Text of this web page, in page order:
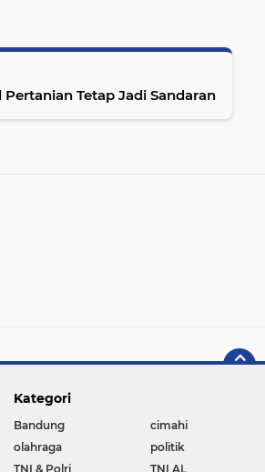
Tetap Jadi Sandaran
Kategori
Bandung cimahi
olahraga
politik
TNI & Polri
TNI AL